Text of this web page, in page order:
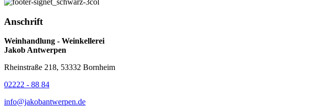
Anschrift
Weinhandlung - Weinkellerei
Jakob Antwerpen
Rheinstraße 218, 53332 Bornheim
02222 - 88 84
info@jakobantwerpen.de